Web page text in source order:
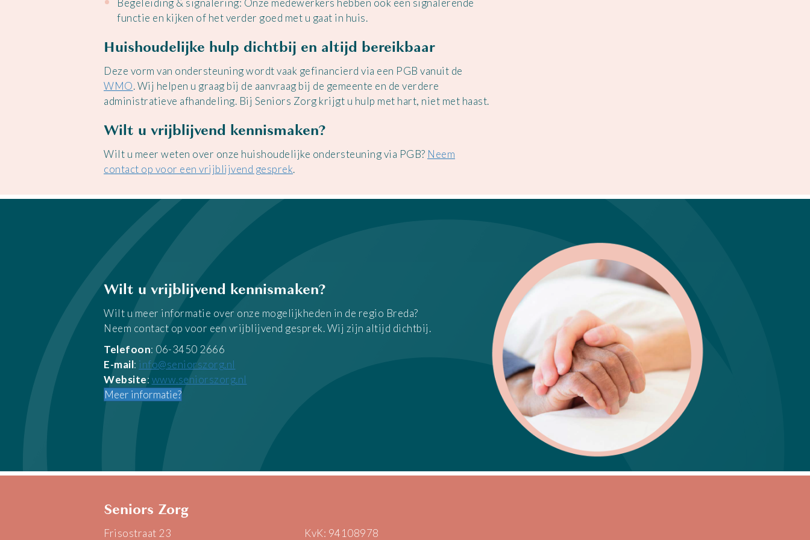
Begeleiding & signalering: Onze medewerkers hebben ook een signalerende
functie en kijken of het verder goed met u gaat in huis.
Huishoudelijke hulp dichtbij en altijd bereikbaar
Deze vorm van ondersteuning wordt vaak gefinancierd via een PGB vanuit de
WMO. Wij helpen u graag bij de aanvraag bij de gemeente en de verdere
administratieve afhandeling. Bij Seniors Zorg krijgt u hulp met hart, niet met haast.
Wilt u vrijblijvend kennismaken?
Wilt u meer weten over onze huishoudelijke ondersteuning via PGB? Neem
contact op voor een vrijblijvend gesprek.
Wilt u vrijblijvend kennismaken?
Wilt u meer informatie over onze mogelijkheden in de regio Breda?
Neem contact op voor een vrijblijvend gesprek. Wij zijn altijd dichtbij.
Telefoon: 06-3450 2666
E-mail: info@seniorszorg.nl
Website: www.seniorszorg.nl
Meer informatie?
Seniors Zorg
Frisostraat 23 KvK: 94108978